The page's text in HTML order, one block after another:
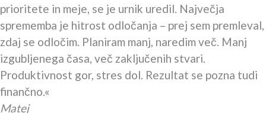
prioritete in meje, se je urnik uredil. Največja
sprememba je hitrost odločanja – prej sem premleval,
zdaj se odločim. Planiram manj, naredim več. Manj
izgubljenega časa, več zaključenih stvari.
Produktivnost gor, stres dol. Rezultat se pozna tudi
finančno.«
Matej